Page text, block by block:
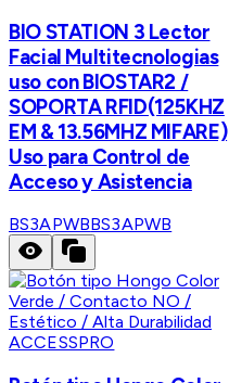
BIO STATION 3 Lector
Facial Multitecnologias
uso con BIOSTAR2 /
SOPORTA RFID(125KHZ
EM & 13.56MHZ MIFARE)
Uso para Control de
Acceso y Asistencia
BS3APWBBS3APWB
ACCESSPRO